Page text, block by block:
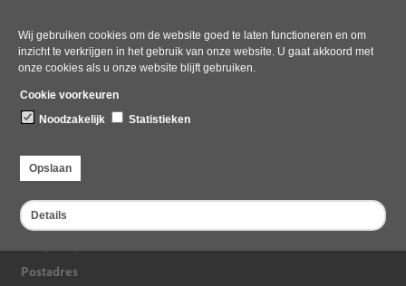
Wij gebruiken cookies om de website goed te laten functioneren en om
inzicht te verkrijgen in het gebruik van onze website. U gaat akkoord met
onze cookies als u onze website blijft gebruiken.
Cookie voorkeuren
Noodzakelijk
Statistieken
Opslaan
Details
Deel deze pagina
Bezoekadres
Postadres